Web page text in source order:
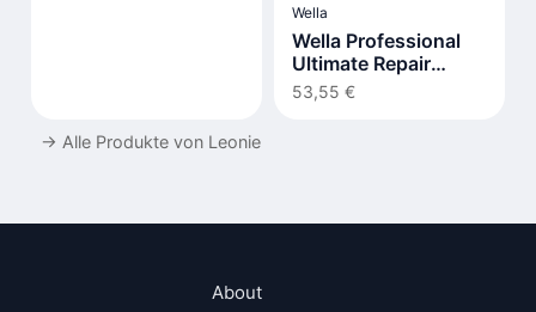
Wella
Wella Professional
Ultimate Repair
Shampoo 1000 ml
53,55 €
→ Alle Produkte von Leonie
About